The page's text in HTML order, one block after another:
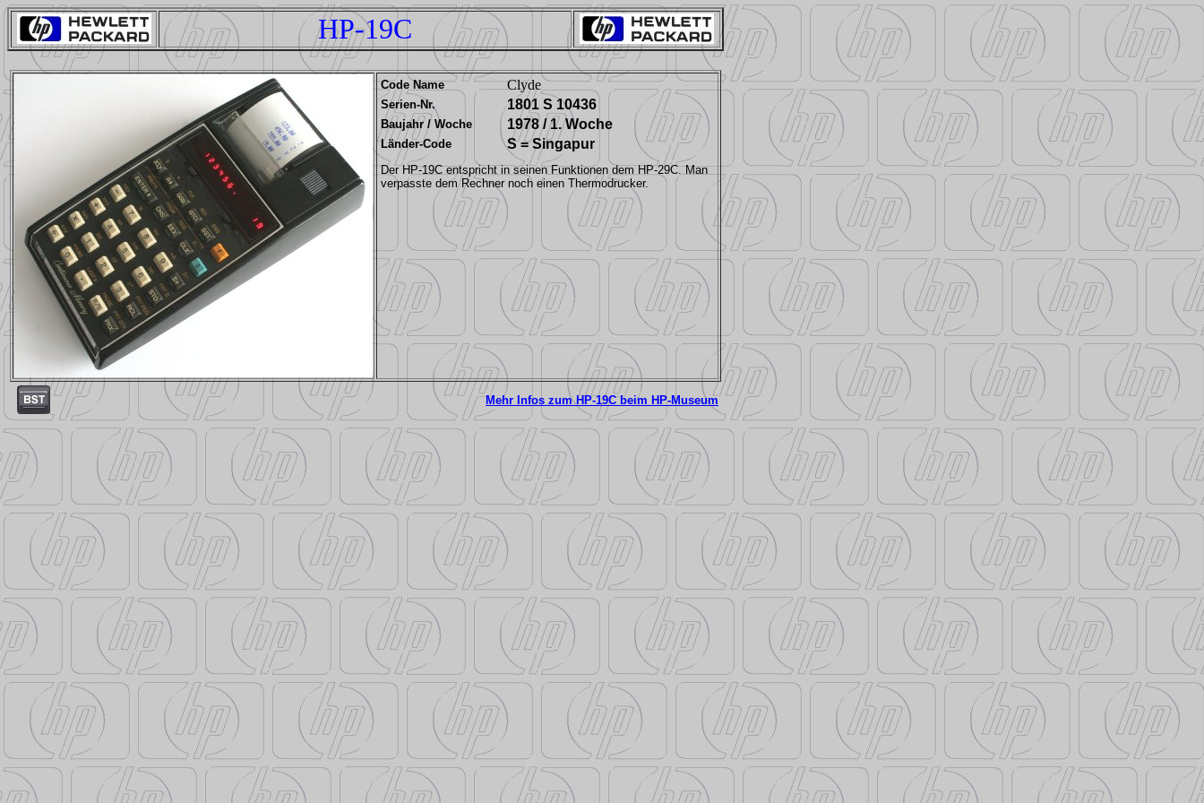
HP-19C
Code Name Clyde
Serien-Nr. 1801 S 10436
Baujahr / Woche 1978 / 1. Woche
Länder-Code S = Singapur
Der HP-19C entspricht in seinen Funktionen dem HP-29C. Man
verpasste dem Rechner noch einen Thermodrucker.
Mehr Infos zum HP-19C beim HP-Museum